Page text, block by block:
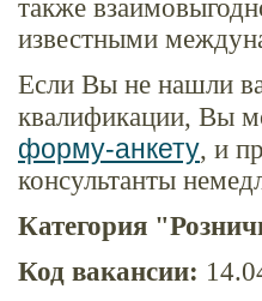
также
известными
Если Вы не нашли
квалификации, Вы
форму-анкету, и
консультанты
Категория
Код вакансии: